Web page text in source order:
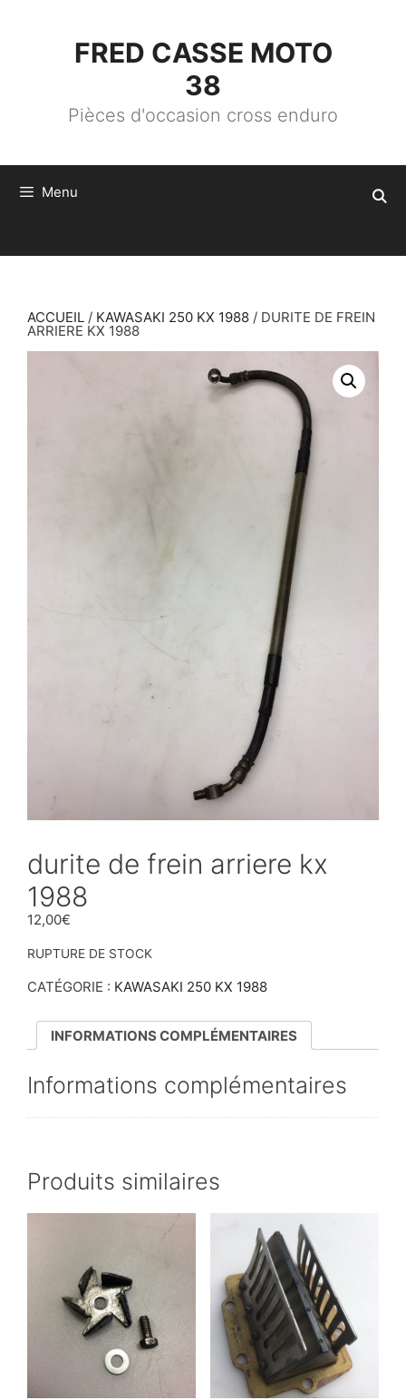
FRED CASSE MOTO
38
Pièces d'occasion cross enduro
Menu
ACCUEIL / KAWASAKI 250 KX 1988 / DURITE DE FREIN
ARRIERE KX 1988
durite de frein arriere kx
1988
12,00€
RUPTURE DE STOCK
CATÉGORIE : KAWASAKI 250 KX 1988
INFORMATIONS COMPLÉMENTAIRES
Informations complémentaires
Produits similaires